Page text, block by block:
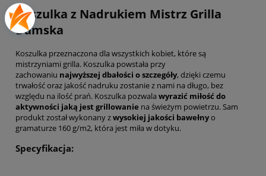
Koszulka z Nadrukiem Mistrz Grilla
Damska
Koszulka przeznaczona dla wszystkich kobiet, które są
mistrzyniami grilla. Koszulka powstała przy
zachowaniu najwyższej dbałości o szczegóły, dzięki czemu
trwałość oraz jakość nadruku zostanie z nami na długo, bez
względu na ilość prań. Koszulka pozwala wyrazić miłość do
aktywności jaką jest grillowanie na świeżym powietrzu. Sam
produkt został wykonany zwysokiej jakości bawełnyo
gramaturze 160 g/m2, która jest miła w dotyku.
Specyfikacja: